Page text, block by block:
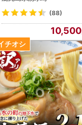
(88)
10,500